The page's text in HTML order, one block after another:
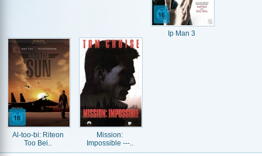
Ip Man 3
Al-too-bi: Riteon
Too Bei..
Mission:
Impossible ---..